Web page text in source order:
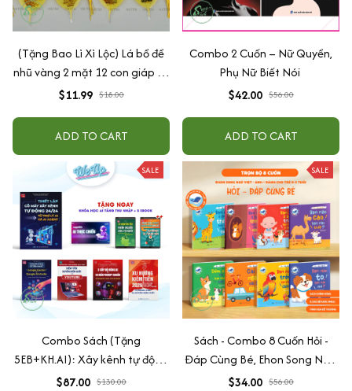
(Tặng Bao Lì Xì Lộc) Lá bồ đề
nhũ vàng 2 mặt 12 con giáp và
phật bản mệnh, để ốp lưng
quang
$11.99 $18.00
ADD TO CART
Combo 2 Cuốn – Nữ Quyền,
Phụ Nữ Biết Nói
$42.00 $56.00
ADD TO CART
SALE
Combo Sách (Tặng
5EB+KH.AI): Xây kênh tự động
AI Agent + AI siêu mạnh + 3
$87.00 $130.00
SALE
Sách - Combo 8 Cuốn Hỏi -
Đáp Cùng Bé, Ehon Song Ngữ
Việt - Anh - Dành Cho Bé Từ 0
$34.00 $56.00